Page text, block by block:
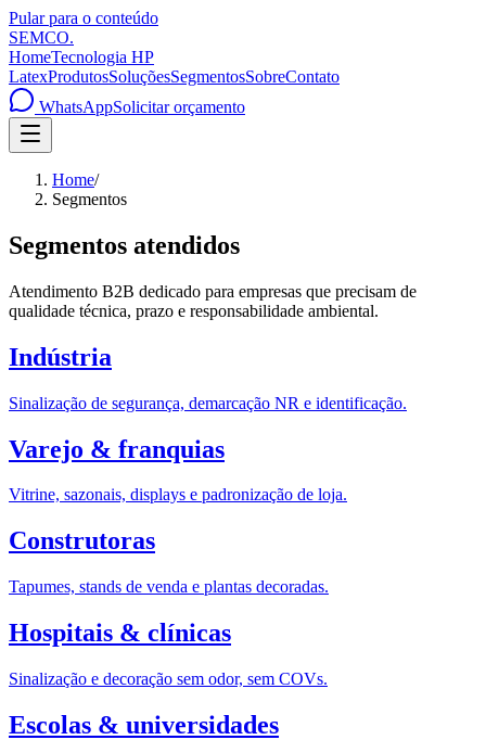
Pular para o conteúdo
SEMCO.
HomeTecnologia HP
LatexProdutosSoluçõesSegmentosSobreContato
WhatsAppSolicitar orçamento
Home/
Segmentos
Segmentos atendidos
Atendimento B2B dedicado para empresas que precisam de
qualidade técnica, prazo e responsabilidade ambiental.
Indústria
Sinalização de segurança, demarcação NR e identificação.
Varejo & franquias
Vitrine, sazonais, displays e padronização de loja.
Construtoras
Tapumes, stands de venda e plantas decoradas.
Hospitais & clínicas
Sinalização e decoração sem odor, sem COVs.
Escolas & universidades